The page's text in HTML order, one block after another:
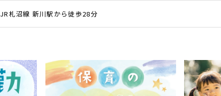
JR札沼線 新川駅から徒歩28分